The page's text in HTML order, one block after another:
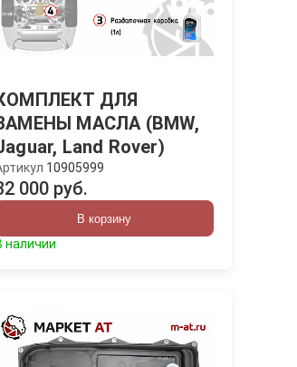
ДЛЯ
МАСЛА (BMW,
Land Rover)
10905999
000 руб.
В корзину
наличии